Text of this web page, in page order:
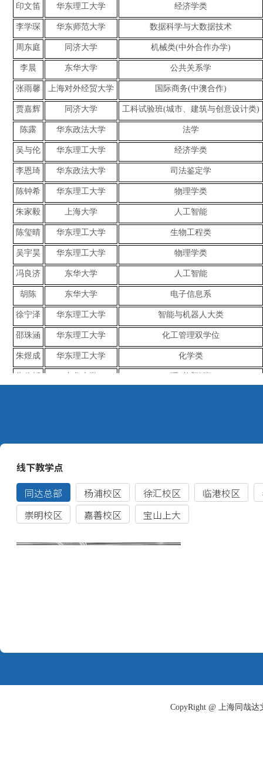
印文笛 华东理工大学 经济学类
李学琛 华东师范大学 数据科学与大数据技术
周东庭 同济大学 机械类(中外合作办学)
李晨 东华大学 公共关系学
张雨馨 上海对外经贸大学 国际商务(中澳合作)
贾嘉辉 同济大学 工科试验班(城市、建筑与创意设计类)
陈露 华东政法大学 法学
吴与伦 华东理工大学 经济学类
李恩琦 华东政法大学 司法鉴定学
陈钟希 华东理工大学 物理学类
朱家毅 上海大学 人工智能
陈玺晴 华东理工大学 生物工程类
吴宇昊 华东理工大学 物理学类
冯良济 东华大学 人工智能
胡陈 东华大学 电子信息系
徐宁泽 华东理工大学 智能与机器人大类
邵珠涵 华东理工大学 化工管理双学位
朱煜成 华东理工大学 化学类
张皓森 华东理工大学 机械类
汪庆玉 华东理工大学 智慧化工大类
肖垚 华东理工大学 能源与环境大类
行政管理
215.24
CopyRight @ 上海同哉